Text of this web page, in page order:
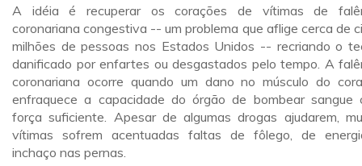
A idéia é recuperar os corações de vítimas de
coronariana congestiva -- um problema que aflige cerca de
milhões de pessoas nos Estados Unidos -- recriando o
danificado por enfartes ou desgastados pelo tempo. A
coronariana ocorre quando um dano no músculo do
enfraquece a capacidade do órgão de bombear sangue
força suficiente. Apesar de algumas drogas ajudarem,
vítimas sofrem acentuadas faltas de fôlego, de
inchaço nas pernas.